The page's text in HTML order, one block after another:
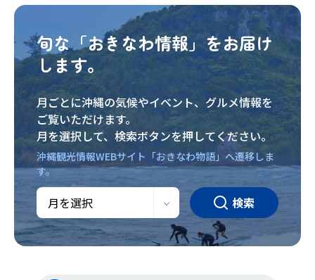
旬な「おきなわ情報」をお届け
します。
月ごとに沖縄の気候やイベント、グルメ情報を
ご覧いただけます。
月を選択して、検索ボタンを押してください。
沖縄観光情報WEBサイト「おきなわ物語」へ遷移しま
す。
検索